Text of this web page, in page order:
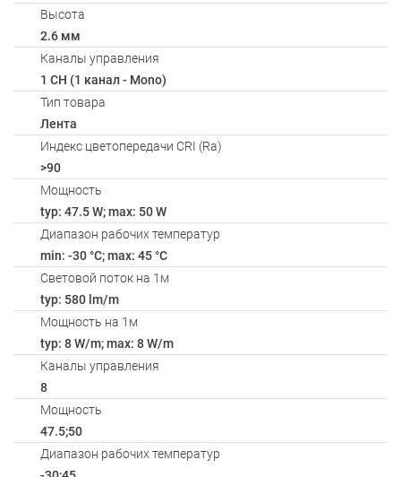
Высота
2.6 мм
Каналы управления
1 CH (1 канал - Mono)
Тип товара
Лента
Индекс цветопередачи CRI (Ra)
>90
Мощность
typ: 47.5 W; max: 50 W
Диапазон рабочих температур
min: -30 °C; max: 45 °C
Световой поток на 1м
typ: 580 lm/m
Мощность на 1м
typ: 8 W/m; max: 8 W/m
Каналы управления
8
Мощность
47.5;50
Диапазон рабочих температур